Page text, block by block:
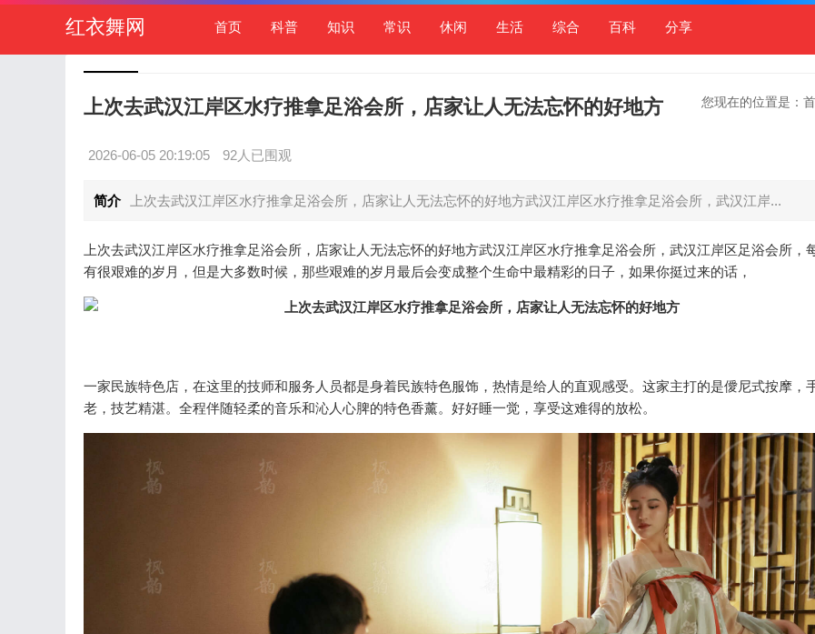
红衣舞网 首页 科普 知识 常识 休闲 生活 综合 百科 分享
您现在的位置是：
上次去武汉江岸区水疗推拿足浴会所，店家让人无法忘怀的好地方
2026-06-05 20:19:05 92人已围观
简介 上次去武汉江岸区水疗推拿足浴会所，店家让人无法忘怀的好地方武汉江岸区水疗推拿足浴会所，武汉江岸...
上次去武汉江岸区水疗推拿足浴会所，店家让人无法忘怀的好地方武汉江岸区水疗推拿足浴会所，武汉江岸区足浴会所，
有很艰难的岁月，但是大多数时候，那些艰难的岁月最后会变成整个生命中最精彩的日子，如果你挺过来的话，
一家民族特色店，在这里的技师和服务人员都是身着民族特色服饰，热情是给人的直观感受。这家主打的是僾尼式按摩，
老，技艺精湛。全程伴随轻柔的音乐和沁人心脾的特色香薰。好好睡一觉，享受这难得的放松。